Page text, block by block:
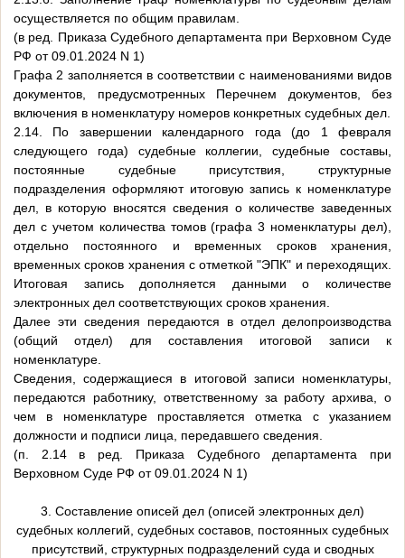
осуществляется по общим правилам.
(в ред. Приказа Судебного департамента при Верховном Суде
РФ от 09.01.2024 N 1)
Графа 2 заполняется в соответствии с наименованиями видов
документов, предусмотренных Перечнем документов, без
включения в номенклатуру номеров конкретных судебных дел.
2.14. По завершении календарного года (до 1 февраля
следующего года) судебные коллегии, судебные составы,
постоянные судебные присутствия, структурные
подразделения оформляют итоговую запись к номенклатуре
дел, в которую вносятся сведения о количестве заведенных
дел с учетом количества томов (графа 3 номенклатуры дел),
отдельно постоянного и временных сроков хранения,
временных сроков хранения с отметкой "ЭПК" и переходящих.
Итоговая запись дополняется данными о количестве
электронных дел соответствующих сроков хранения.
Далее эти сведения передаются в отдел делопроизводства
(общий отдел) для составления итоговой записи к
номенклатуре.
Сведения, содержащиеся в итоговой записи номенклатуры,
передаются работнику, ответственному за работу архива, о
чем в номенклатуре проставляется отметка с указанием
должности и подписи лица, передавшего сведения.
(п. 2.14 в ред. Приказа Судебного департамента при
Верховном Суде РФ от 09.01.2024 N 1)
3. Составление описей дел (описей электронных дел)
судебных коллегий, судебных составов, постоянных судебных
присутствий, структурных подразделений суда и сводных